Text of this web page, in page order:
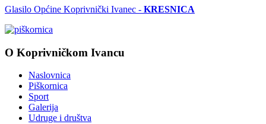
Glasilo Općine Koprivnički Ivanec - KRESNICA
O Koprivničkom Ivancu
Naslovnica
Piškornica
Sport
Galerija
Udruge i društva